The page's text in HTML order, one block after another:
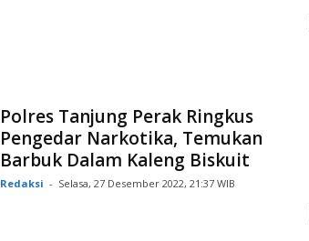
Polres Tanjung Perak Ringkus
Pengedar Narkotika, Temukan
Barbuk Dalam Kaleng Biskuit
Redaksi - Selasa, 27 Desember 2022, 21:37 WIB